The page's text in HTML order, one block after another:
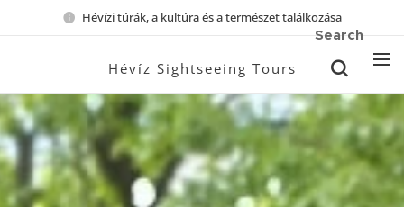
Hévízi túrák, a kultúra és a természet találkozása
Hévíz Sightseeing Tours
Search